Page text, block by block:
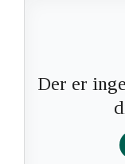
Der er